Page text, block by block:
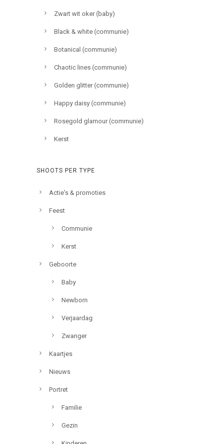
Zwart wit oker (baby)
Black & white (communie)
Botanical (communie)
Chaotic lines (communie)
Golden glitter (communie)
Happy daisy (communie)
Rosegold glamour (communie)
Kerst
SHOOTS PER TYPE
Actie's & promoties
Feest
Communie
Kerst
Geboorte
Baby
Newborn
Verjaardag
Zwanger
Kaartjes
Nieuws
Portret
Familie
Gezin